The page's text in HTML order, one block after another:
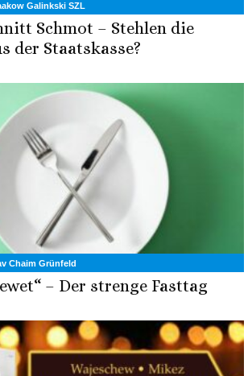
Galinkski SZL
Schmot – Stehlen die
der Staatskasse?
Chaim Grünfeld
– Der strenge Fasttag